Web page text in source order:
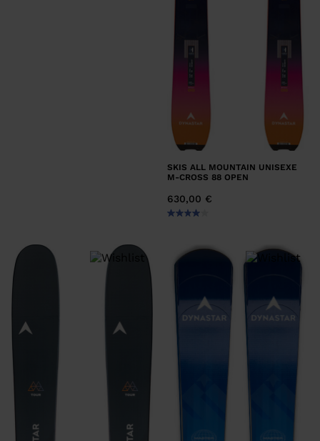
SKIS ALL MOUNTAIN UNISEXE
M-CROSS 88 OPEN
630,00 €